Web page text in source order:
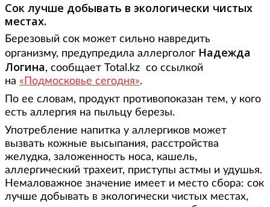
Сок лучше добывать в экологически чистых
местах.
Березовый сок может сильно навредить
организму, предупредила аллерголог Надежда
Логина, сообщает Total.kz со ссылкой
на «Подмосковье сегодня».
По ее словам, продукт противопоказан тем, у кого
есть аллергия на пыльцу березы.
Употребление напитка у аллергиков может
вызвать кожные высыпания, расстройства
желудка, заложенность носа, кашель,
аллергический трахеит, приступы астмы и удушья.
Немаловажное значение имеет и место сбора: сок
лучше добывать в экологически чистых местах,